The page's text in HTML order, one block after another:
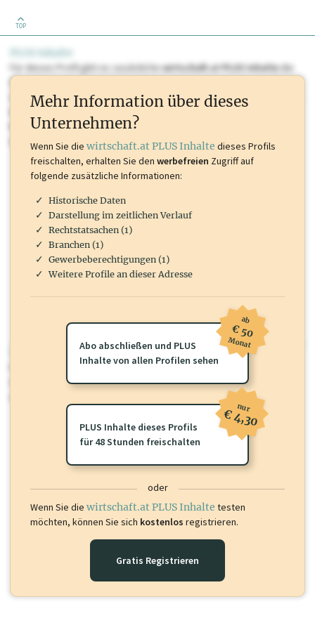
TOP
PLUS Inhalte
Für dieses Profil gibt es zusätzlichewirtschaft.at PLUS Inhaltedie
Sie momentan nicht einsehen können. Schalten Sie dieses Profil frei
oder loggen Sie sich ein um diese Inhalte zu sehen. wirtschaft.at PLUS
Marken, Patente, Rechtstatsachen, OTS-Aussendungen, und viele
mehr.
wirtschaft.at PLUS
Für dieses Profil gibt es zusätzlichewirtschaft.at PLUS Inhalte
Sie momentan nicht einsehen können. Schalten Sie dieses Profil frei
oder loggen Sie sich ein um diese Inhalte zu sehen.
Mehr Information über dieses
Unternehmen?
Wenn Sie die wirtschaft.at PLUS Inhalte dieses Profils
freischalten, erhalten Sie den werbefreien Zugriff auf
folgende zusätzliche Informationen:
Historische Daten
Darstellung im zeitlichen Verlauf
Rechtstatsachen (1)
Branchen (1)
Gewerbeberechtigungen (1)
Weitere Profile an dieser Adresse
Abo abschließen und PLUS
Inhalte von allen Profilen sehen
ab
€ 50
Monat
PLUS Inhalte dieses Profils
für 48 Stunden freischalten
nur
€ 4,30
oder
Wenn Sie die wirtschaft.at PLUS Inhalte testen
möchten, können Sie sich kostenlos registrieren.
Gratis Registrieren